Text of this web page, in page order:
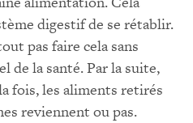
digestif de se rétablir.
pas faire cela sans
de la santé. Par la suite,
fois, les aliments retirés
reviennent ou pas.